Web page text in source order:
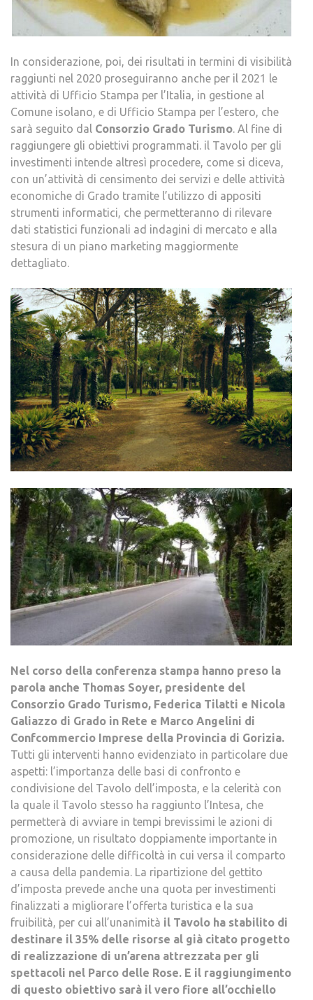
In considerazione, poi, dei risultati in termini di visibilità
raggiunti nel 2020 proseguiranno anche per il 2021 le
attività di Ufficio Stampa per l’Italia, in gestione al
Comune isolano, e di Ufficio Stampa per l’estero, che
sarà seguito dal Consorzio Grado Turismo. Al fine di
raggiungere gli obiettivi programmati. il Tavolo per gli
investimenti intende altresì procedere, come si diceva,
con un’attività di censimento dei servizi e delle attività
economiche di Grado tramite l’utilizzo di appositi
strumenti informatici, che permetteranno di rilevare
dati statistici funzionali ad indagini di mercato e alla
stesura di un piano marketing maggiormente
dettagliato.
Nel corso della conferenza stampa hanno preso la
parola anche Thomas Soyer, presidente del
Consorzio Grado Turismo, Federica Tilatti e Nicola
Galiazzo di Grado in Rete e Marco Angelini di
Confcommercio Imprese della Provincia di Gorizia.
Tutti gli interventi hanno evidenziato in particolare due
aspetti: l’importanza delle basi di confronto e
condivisione del Tavolo dell’imposta, e la celerità con
la quale il Tavolo stesso ha raggiunto l’Intesa, che
permetterà di avviare in tempi brevissimi le azioni di
promozione, un risultato doppiamente importante in
considerazione delle difficoltà in cui versa il comparto
a causa della pandemia. La ripartizione del gettito
d’imposta prevede anche una quota per investimenti
finalizzati a migliorare l’offerta turistica e la sua
fruibilità, per cui all’unanimità il Tavolo ha stabilito di
destinare il 35% delle risorse al già citato progetto
di realizzazione di un’arena attrezzata per gli
spettacoli nel Parco delle Rose. E il raggiungimento
di questo obiettivo sarà il vero fiore all’occhiello